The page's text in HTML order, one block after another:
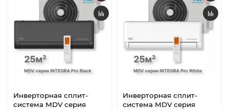
Инверторная сплит-
система MDV серия
Инверторная сплит-
система MDV серия